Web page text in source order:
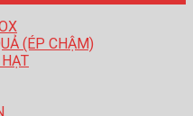
(ÉP CHẬM)